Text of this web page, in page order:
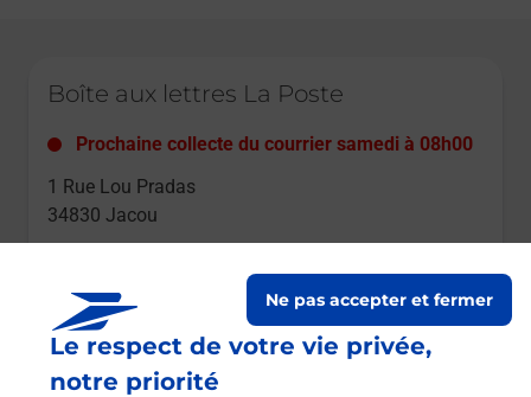
Le respect de votre vie privée,
notre priorité
Ne pas accepter et fermer
Boîte aux lettres La Poste
Prochaine collecte du courrier samedi à 08h00
1 Rue Lou Pradas
34830 Jacou
Boîte aux lettres La Poste
Le lien s'ouvre dans un nouvel onglet